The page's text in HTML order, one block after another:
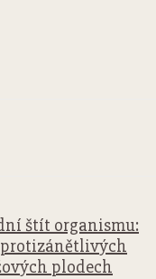
štít organismu:
plodech